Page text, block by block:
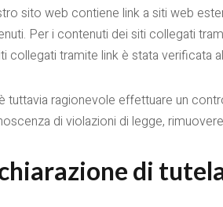
sito web contiene link a siti web
Per i contenuti dei siti collegati
collegati tramite link è stata verificata
tuttavia ragionevole effettuare un
di violazioni di legge,
di